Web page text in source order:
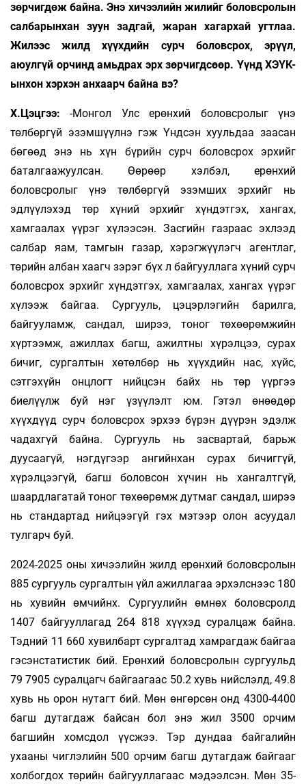
зөрчигдөж байна. Энэ хичээлийн жилийг боловсролын
салбарынхан зуун задгай, жаран хагархай угтлаа.
Жилээс жилд хүүхдийн сурч боловсрох, эрүүл,
аюулгүй орчинд амьдрах эрх зөрчигдсөөр. Үүнд ХЭҮК-
ынхон хэрхэн анхаарч байна вэ?
Х.Цэцгээ: -Монгол Улс ерөнхий боловсролыг үнэ
төлбөргүй эзэмшүүлнэ гэж Үндсэн хуульдаа заасан
бөгөөд энэ нь хүн бүрийн сурч боловсрох эрхийг
баталгаажуулсан. Өөрөөр хэлбэл, ерөнхий
боловсролыг үнэ төлбөргүй эзэмших эрхийг нь
эдлүүлэхэд төр хүний эрхийг хүндэтгэх, хангах,
хамгаалах үүрэг хүлээсэн. Засгийн газраас эхлээд
салбар яам, тамгын газар, хэрэгжүүлэгч агентлаг,
төрийн албан хаагч зэрэг бүх л байгууллага хүний сурч
боловсрох эрхийг хүндэтгэх, хамгаалах, хангах үүрэг
хүлээж байгаа. Сургууль, цэцэрлэгийн барилга,
байгууламж, сандал, ширээ, тоног төхөөрөмжийн
хүртээмж, ажиллах багш, ажилтны хүрэлцээ, сурах
бичиг, сургалтын хөтөлбөр нь хүүхдийн нас, хүйс,
сэтгэхүйн онцлогт нийцсэн байх нь төр үүргээ
биелүүлж буй нэг үзүүлэлт юм. Гэтэл өнөөдөр
хүүхдүүд сурч боловсрох эрхээ бүрэн дүүрэн эдэлж
чадахгүй байна. Сургууль нь засвартай, барьж
дуусаагүй, нэгдүгээр ангийнхан сурах бичиггүй,
хүрэлцээгүй, багш боловсон хүчин нь хангалтгүй,
шаардлагатай тоног төхөөрөмж дутмаг сандал, ширээ
нь стандартад нийцээгүй гэх мэтээр олон асуудал
тулгарч буй.
2024-2025 оны хичээлийн жилд ерөнхий боловсролын
885 сургууль сургалтын үйл ажиллагаа эрхэлснээс 180
нь хувийн өмчийнх. Сургуулийн өмнөх боловсролд
1407 байгууллагад 264 818 хүүхэд суралцаж байна.
Тэдний 11 660 хувилбарт сургалтад хамрагдаж байгаа
гэсэнстатистик бий. Ерөнхий боловсролын сургуульд
79 7905 суралцагч байгаагаас 50.2 хувь нийслэлд, 49.8
хувь нь орон нутагт бий. Мөн өнгөрсөн онд 4300-4400
багш дутагдаж байсан бол энэ жил 3500 орчим
багшийн хомсдол үүсжээ. Тэр дундаа байгалийн
ухааны чиглэлийн 500 орчим багш дутагдаж байгааг
холбогдох төрийн байгууллагаас мэдээлсэн. Мөн 35-